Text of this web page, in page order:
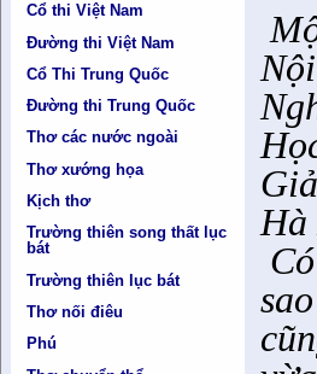
Cổ thi Việt Nam
Đường thi Việt Nam
Cổ Thi Trung Quốc
Đường thi Trung Quốc
Thơ các nước ngoài
Thơ xướng họa
Kịch thơ
Trường thiên song thất lục
bát
Trường thiên lục bát
Thơ nối điêu
Phú
Hà